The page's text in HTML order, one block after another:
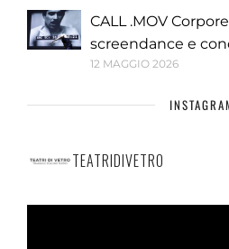
CALL .MOV
screendance e
12 MAGGIO 2026
TEATRIDIVETRO